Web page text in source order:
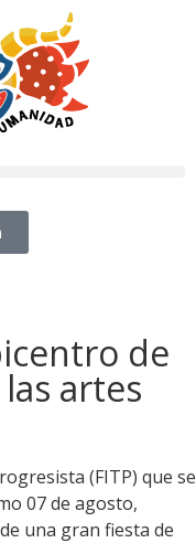
de
artes
(FITP) que se
07 de agosto,
una gran fiesta de